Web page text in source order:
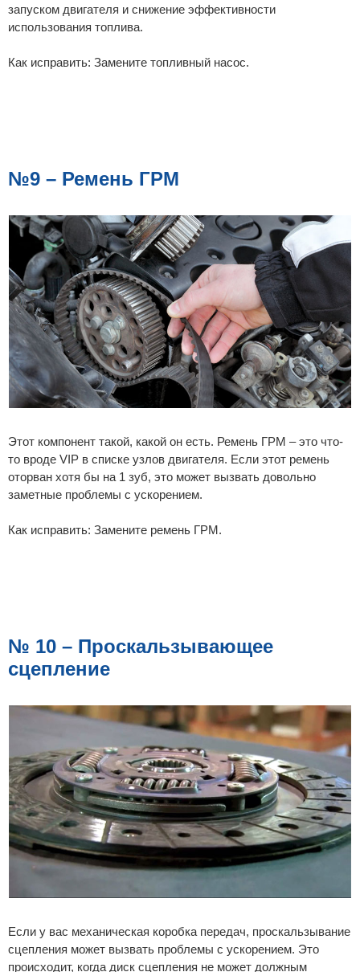
запуском двигателя и снижение эффективности
использования топлива.
Как исправить: Замените топливный насос.
№9 – Ремень ГРМ
Этот компонент такой, какой он есть. Ремень ГРМ – это что-
то вроде VIP в списке узлов двигателя. Если этот ремень
оторван хотя бы на 1 зуб, это может вызвать довольно
заметные проблемы с ускорением.
Как исправить: Замените ремень ГРМ.
№ 10 – Проскальзывающее
сцепление
Если у вас механическая коробка передач, проскальзывание
сцепления может вызвать проблемы с ускорением. Это
происходит, когда диск сцепления не может должным